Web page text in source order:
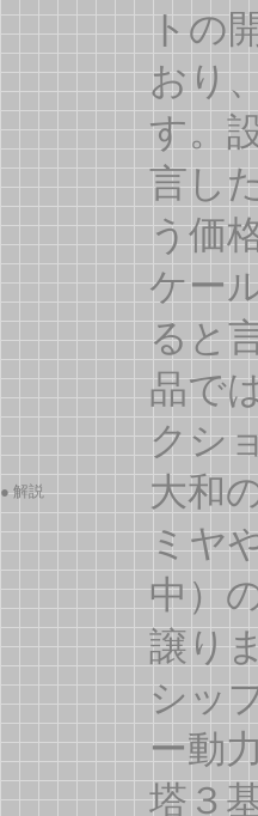
● 解説
トの
おり
す。
言し
う価
ケー
ると
品で
クシ
大和
ミヤ
中）
譲り
シッ
ー動
塔３